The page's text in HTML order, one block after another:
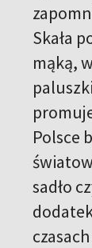
Skała
mąką,
Polsce
sadło